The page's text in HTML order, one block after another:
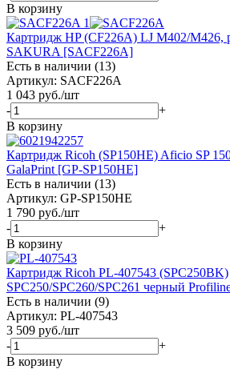
В корзину
Картридж HP (CF226A) LJ M402/M426,
SAKURA [SACF226A]
Есть в наличии (13)
Артикул: SACF226A
1 043 руб./шт
-
+
В корзину
Картридж Ricoh (SP150HE) Aficio SP
GalaPrint [GP-SP150HE]
Есть в наличии (13)
Артикул: GP-SP150HE
1 790 руб./шт
-
+
В корзину
Картридж Ricoh PL-407543 (SPC250BK)
SPC250/SPC260/SPC261 черный
Есть в наличии (9)
Артикул: PL-407543
3 509 руб./шт
-
+
В корзину